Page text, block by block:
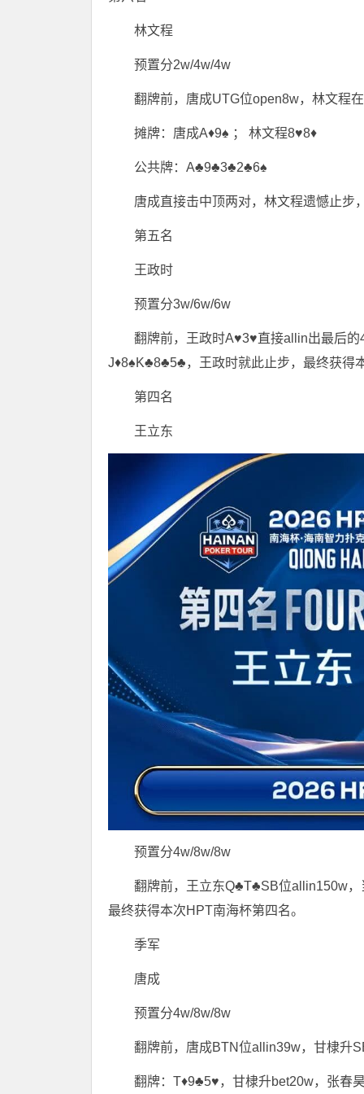
林文程
预置分2w/4w/4w
翻牌前，唐成UTG位open8w，林文程
摊牌：唐成A♦9♠ ； 林文程8♥8♦
公共牌：A♣9♣3♣2♣6♠
唐成直接击中顶两对，林文程遗憾止步
第五名
王政时
预置分3w/6w/6w
翻牌前，王政时A♥3♥直接allin出最后
J♦8♠K♣8♣5♣，王政时就此止步，最终获得
第四名
王立东
预置分4w/8w/8w
翻牌前，王立东Q♣T♣SB位allin150w
最终获得本次HPT南海杯第四名。
季军
唐成
预置分4w/8w/8w
翻牌前，唐成BTN位allin39w，甘棣升
翻牌：T♦9♣5♥，甘棣升bet20w，张春